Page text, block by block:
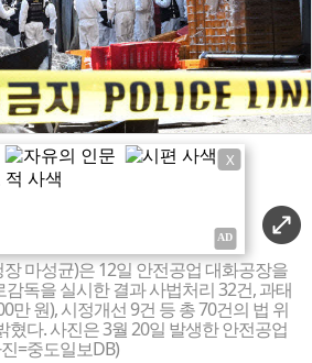
X
마성균)은 12일 안전공업 대화공장을
독을 실시한 결과 사법처리 32건, 과태
만 원), 시정개선 9건 등 총 70건의 법 위
혔다. 사진은 3월 20일 발생한 안전공업
=중도일보DB)